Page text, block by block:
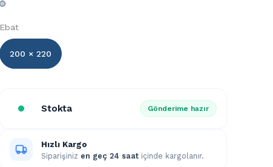
Ebat
200 × 220
Stokta Gönderime hazır
Hızlı Kargo
Siparişiniz en geç 24 saat içinde kargolanır.